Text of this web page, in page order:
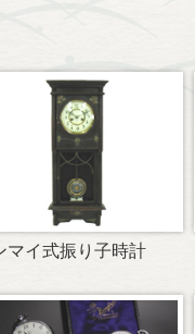
マイ式振り子時計